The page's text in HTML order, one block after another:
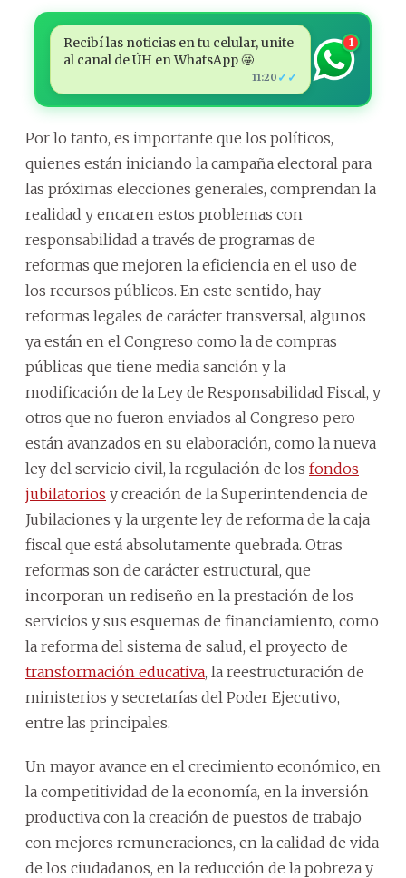
Recibí las noticias en tu celular, unite
al canal de ÚH en WhatsApp 🤩
11:20 ✓✓
1
Por lo tanto, es importante que los políticos,
quienes están iniciando la campaña electoral para
las próximas elecciones generales, comprendan la
realidad y encaren estos problemas con
responsabilidad a través de programas de
reformas que mejoren la eficiencia en el uso de
los recursos públicos. En este sentido, hay
reformas legales de carácter transversal, algunos
ya están en el Congreso como la de compras
públicas que tiene media sanción y la
modificación de la Ley de Responsabilidad Fiscal, y
otros que no fueron enviados al Congreso pero
están avanzados en su elaboración, como la nueva
ley del servicio civil, la regulación de los fondos
jubilatorios y creación de la Superintendencia de
Jubilaciones y la urgente ley de reforma de la caja
fiscal que está absolutamente quebrada. Otras
reformas son de carácter estructural, que
incorporan un rediseño en la prestación de los
servicios y sus esquemas de financiamiento, como
la reforma del sistema de salud, el proyecto de
transformación educativa, la reestructuración de
ministerios y secretarías del Poder Ejecutivo,
entre las principales.
Un mayor avance en el crecimiento económico, en
la competitividad de la economía, en la inversión
productiva con la creación de puestos de trabajo
con mejores remuneraciones, en la calidad de vida
de los ciudadanos, en la reducción de la pobreza y